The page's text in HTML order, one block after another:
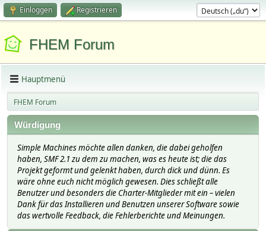
Einloggen Registrieren
FHEM Forum
Hauptmenü
FHEM Forum
Würdigung
Simple Machines möchte allen danken, die dabei geholfen
haben, SMF 2.1 zu dem zu machen, was es heute ist; die das
Projekt geformt und gelenkt haben, durch dick und dünn. Es
wäre ohne euch nicht möglich gewesen. Dies schließt alle
Benutzer und besonders die Charter-Mitglieder mit ein – vielen
Dank für das Installieren und Benutzen unserer Software sowie
das wertvolle Feedback, die Fehlerberichte und Meinungen.